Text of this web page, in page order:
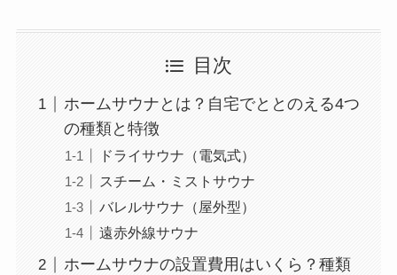
目次
ホームサウナとは？自宅でととのえる4つ
の種類と特徴
ドライサウナ（電気式）
スチーム・ミストサウナ
バレルサウナ（屋外型）
遠赤外線サウナ
ホームサウナの設置費用はいくら？種類